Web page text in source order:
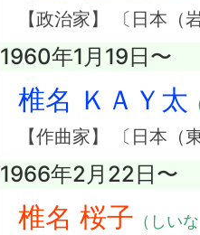
【政治家】 〔日本（
1960年1月19日〜
椎名 ＫＡＹ太
【作曲家】 〔日本（
1966年2月22日〜
椎名 桜子 （しい